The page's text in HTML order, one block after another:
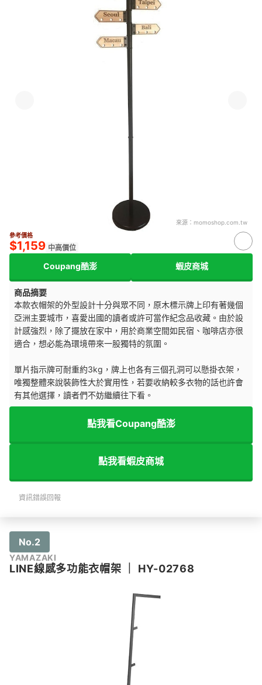
來源： momoshop.com.tw
參考價格
$1,159 中高價位
Coupang酷澎 蝦皮商城
商品摘要
本款衣帽架的外型設計十分與眾不同，原木標示牌上印有著幾個
亞洲主要城市，喜愛出國的讀者或許可當作紀念品收藏。由於設
計感強烈，除了擺放在家中，用於商業空間如民宿、咖啡店亦很
適合，想必能為環境帶來一股獨特的氛圍。
單片指示牌可耐重約3kg，牌上也各有三個孔洞可以懸掛衣架，
唯獨整體來說裝飾性大於實用性，若要收納較多衣物的話也許會
有其他選擇，讀者們不妨繼續往下看。
點我看Coupang酷澎
點我看蝦皮商城
資訊錯誤回報
No.2
YAMAZAKI
LINE線感多功能衣帽架 HY-02768